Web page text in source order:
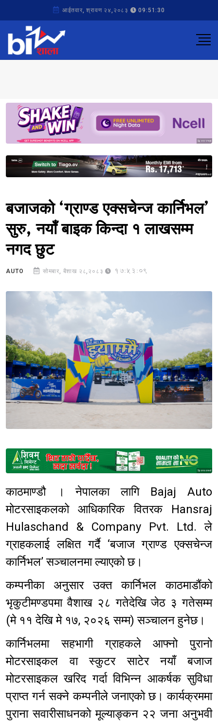
आईतवार, श्रावण २४,२०८३ 09:51:30
Sponsored
Sponsored
बजाजको ‘ग्राण्ड एक्सचेन्ज कार्निभल’
सुरु, नयाँ बाइक किन्दा १ लाखसम्म
नगद छुट
AUTO सोमबार, बैशाख २८,२०८३ 17:53:09
Sponsored
काठमाण्डौ । नेपालका लागि Bajaj Auto
मोटरसाइकलको आधिकारिक वितरक Hansraj
Hulaschand & Company Pvt. Ltd. ले
ग्राहकलाई लक्षित गर्दै ‘बजाज ग्राण्ड एक्सचेन्ज
कार्निभल’ सञ्चालनमा ल्याएको छ।
कम्पनीका अनुसार उक्त कार्निभल काठमाडौंको
भृकुटीमण्डपमा वैशाख २८ गतेदेखि जेठ ३ गतेसम्म
(मे ११ देखि मे १७, २०२६ सम्म) सञ्चालन हुनेछ।
कार्निभलमा सहभागी ग्राहकले आफ्नो पुरानो
मोटरसाइकल वा स्कुटर साटेर नयाँ बजाज
मोटरसाइकल खरिद गर्दा विभिन्न आकर्षक सुविधा
प्राप्त गर्न सक्ने कम्पनीले जनाएको छ। कार्यक्रममा
पुराना सवारीसाधनको मूल्याङ्कन २२ जना अनुभवी